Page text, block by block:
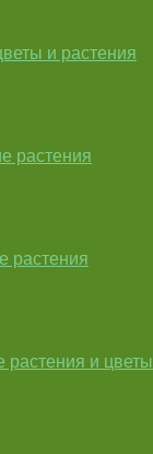
и растения
растения
растения
растения и цветы